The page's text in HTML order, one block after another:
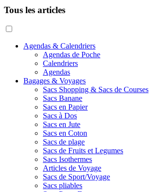
Tous les articles
Agendas & Calendriers
Agendas de Poche
Calendriers
Agendas
Bagages & Voyages
Sacs Shopping & Sacs de Courses
Sacs Banane
Sacs en Papier
Sacs à Dos
Sacs en Jute
Sacs en Coton
Sacs de plage
Sacs de Fruits et Legumes
Sacs Isothermes
Articles de Voyage
Sacs de Sport/Voyage
Sacs pliables